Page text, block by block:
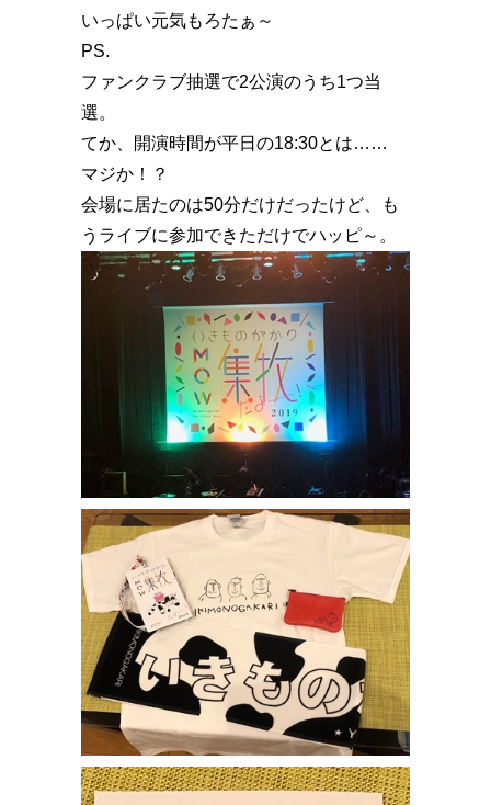
いっぱい元気もろたぁ～
PS.
ファンクラブ抽選で2公演のうち1つ当
選。
てか、開演時間が平日の18:30とは……
マジか！？️
会場に居たのは50分だけだったけど、も
うライブに参加できただけでハッピ～。